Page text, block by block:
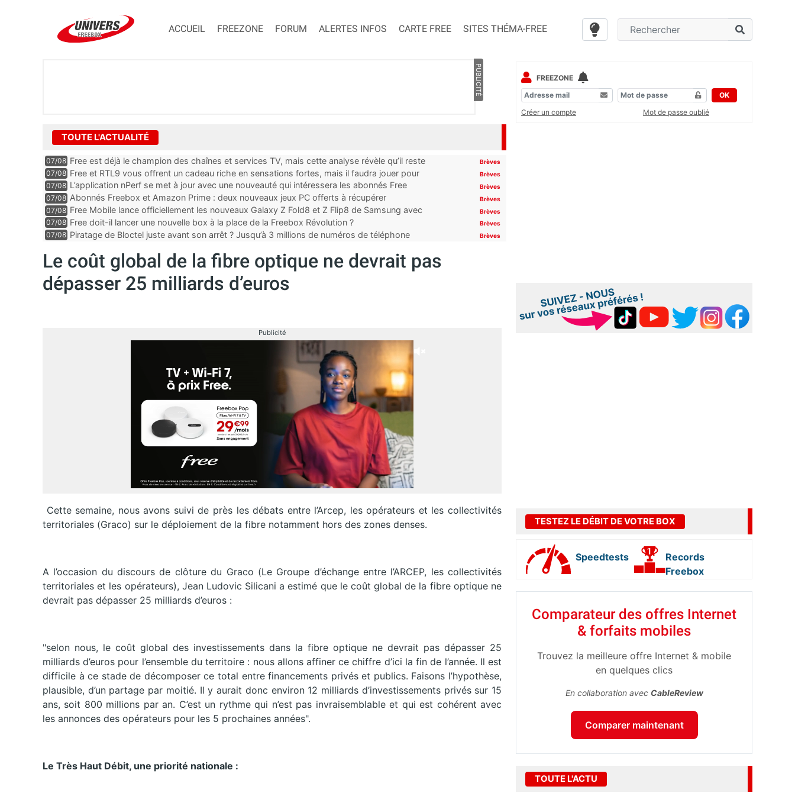
ACCUEIL FREEZONE FORUM ALERTES INFOS CARTE FREE SITES THÉMA-FREE
PUBLICITÉ
TOUTE L'ACTUALITÉ
07/08 Free est déjà le champion des chaînes et services TV, mais cette analyse révèle qu’il reste
encore au moin...
Brèves
07/08 Free et RTL9 vous offrent un cadeau riche en sensations fortes, mais il faudra jouer pour
l’obtenir
Brèves
07/08 L’application nPerf se met à jour avec une nouveauté qui intéressera les abonnés Free
Mobile, Orange, SFR ...
Brèves
07/08 Abonnés Freebox et Amazon Prime : deux nouveaux jeux PC offerts à récupérer Brèves
07/08 Free Mobile lance officiellement les nouveaux Galaxy Z Fold8 et Z Flip8 de Samsung avec
des promos et des cadeaux
Brèves
07/08 Free doit-il lancer une nouvelle box à la place de la Freebox Révolution ? Brèves
07/08 Piratage de Bloctel juste avant son arrêt ? Jusqu’à 3 millions de numéros de téléphone
Brèves
Le coût global de la fibre optique ne devrait pas
dépasser 25 milliards d’euros
Publicité
Cette semaine, nous avons suivi de près les débats entre l’Arcep, les opérateurs et les collectivités
territoriales (Graco) sur le déploiement de la fibre notamment hors des zones denses.
A l’occasion du discours de clôture du Graco (Le Groupe d’échange entre l’ARCEP, les collectivités
territoriales et les opérateurs), Jean Ludovic Silicani a estimé que le coût global de la fibre optique ne
devrait pas dépasser 25 milliards d’euros :
"selon nous, le coût global des investissements dans la fibre optique ne devrait pas dépasser 25
milliards d’euros pour l’ensemble du territoire : nous allons affiner ce chiffre d’ici la fin de l’année. Il est
difficile à ce stade de décomposer ce total entre financements privés et publics. Faisons l’hypothèse,
plausible, d’un partage par moitié. Il y aurait donc environ 12 milliards d’investissements privés sur 15
ans, soit 800 millions par an. C’est un rythme qui n’est pas invraisemblable et qui est cohérent avec
les annonces des opérateurs pour les 5 prochaines années".
Le Très Haut Débit, une priorité nationale :
FREEZONE
OK
Créer un compte
Mot de passe oublié
TESTEZ LE DÉBIT DE VOTRE BOX
Speedtests
Records
Freebox
Comparateur des offres Internet
& forfaits mobiles
Trouvez la meilleure offre Internet & mobile
en quelques clics
En collaboration avec CableReview
Comparer maintenant
TOUTE L'ACTU